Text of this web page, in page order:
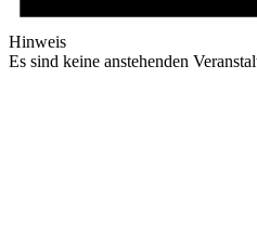
Hinweis
Es sind keine anstehenden